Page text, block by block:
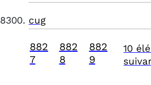
cug
882
7
882
8
882
9
10